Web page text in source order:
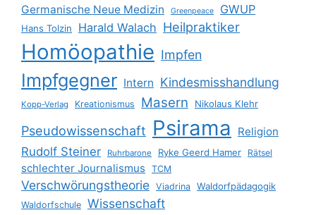
Germanische Neue Medizin Greenpeace GWUP
Hans Tolzin Harald Walach Heilpraktiker
Homöopathie Impfen
Impfgegner Intern Kindesmisshandlung
Kopp-Verlag Kreationismus Masern Nikolaus Klehr
Pseudowissenschaft Psirama Religion
Rudolf Steiner Ruhrbarone Ryke Geerd Hamer Rätsel
schlechter Journalismus TCM
Verschwörungstheorie Viadrina Waldorfpädagogik
Waldorfschule Wissenschaft